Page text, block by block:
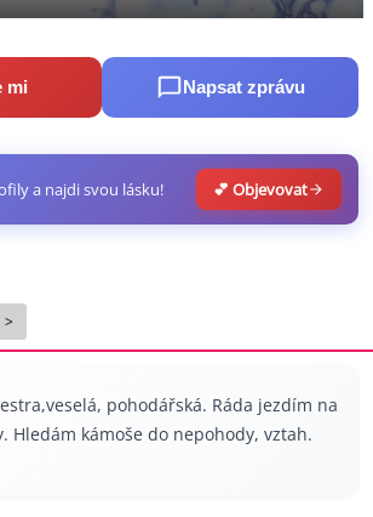
mi Napsat zprávu
a najdi svou lásku! 💕 Objevovat
>
pohodářská. Ráda jezdím na
Hledám kámoše do nepohody, vztah.